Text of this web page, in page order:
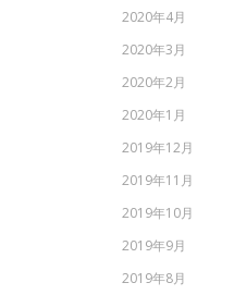
2020年4月
2020年3月
2020年2月
2020年1月
2019年12月
2019年11月
2019年10月
2019年9月
2019年8月